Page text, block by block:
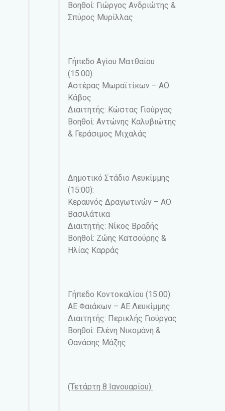
Βοηθοί: Γιώργος Ανδριώτης &
Σπύρος Μυρίλλας
Γήπεδο Αγίου Ματθαίου
(15:00):
Αστέρας Μωραϊτίκων – ΑΟ
Κάβος
Διαιτητής: Κώστας Γιούργας
Βοηθοί: Αντώνης Καλυβιώτης
& Γεράσιμος Μιχαλάς
Δημοτικό Στάδιο Λευκίμμης
(15:00):
Κεραυνός Δραγωτινών – ΑΟ
Βασιλάτικα
Διαιτητής: Νίκος Βραδής
Βοηθοί: Ζώης Κατσούρης &
Ηλίας Καρράς
Γήπεδο Κοντοκαλίου (15:00):
AE Φαιάκων – ΑΕ Λευκίμμης
Διαιτητής: Περικλής Γιούργας
Βοηθοί: Ελένη Νικομάνη &
Θανάσης Μάζης
(Τετάρτη 8 Ιανουαρίου):